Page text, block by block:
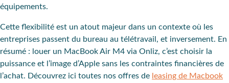
équipements.
Cette flexibilité est un atout majeur dans un contexte où les
entreprises passent du bureau au télétravail, et inversement. En
résumé : louer un MacBook Air M4 via Onliz, c’est choisir la
puissance et l’image d’Apple sans les contraintes financières de
l’achat. Découvrez ici toutes nos offres de leasing de Macbook